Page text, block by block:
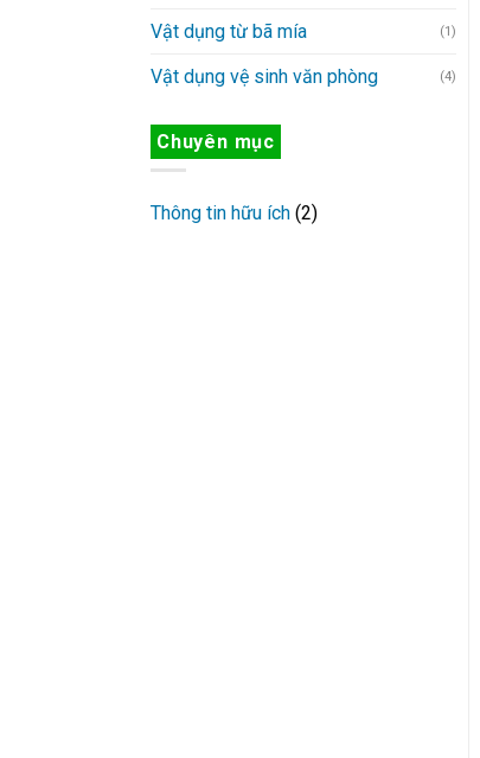
Vật dụng từ bã mía (1)
Vật dụng vệ sinh văn phòng (4)
Chuyên mục
Thông tin hữu ích (2)